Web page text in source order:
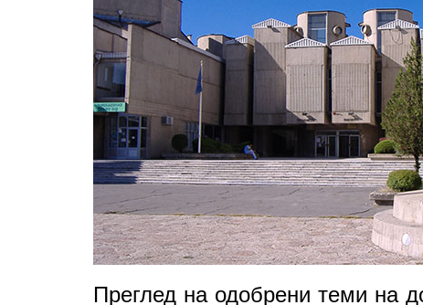
Преглед на одобрени теми на